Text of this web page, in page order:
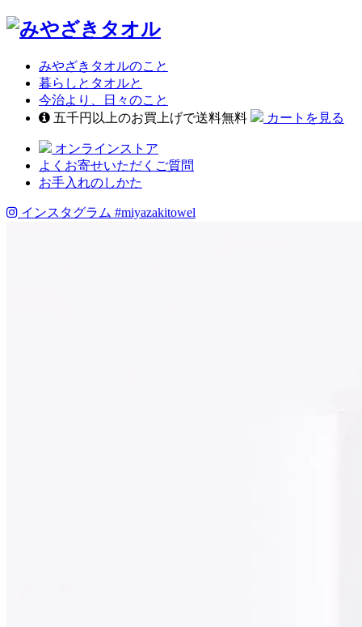
みやざきタオルのこと
暮らしとタオルと
今治より、日々のこと
五千円以上のお買上げで送料無料
カートを見る
オンラインストア
よくお寄せいただくご質問
お手入れのしかた
インスタグラム #miyazakitowel